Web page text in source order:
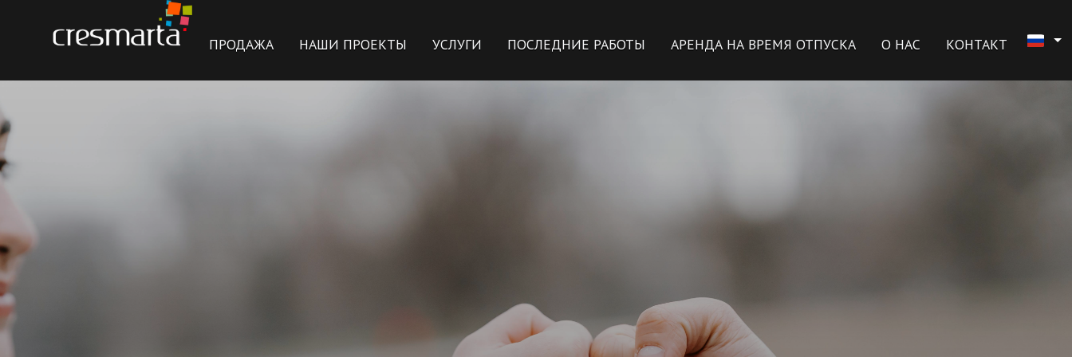
ПРОДАЖА НАШИ ПРОЕКТЫ УСЛУГИ ПОСЛЕДНИЕ РАБОТЫ АРЕНДА НА ВРЕМЯ ОТПУСКА О НАС КОНТАКТ